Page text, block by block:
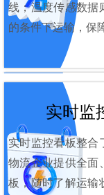
线；温度传感数据
的条件下运输，保
实时监
实时监控看板整合
物流企业提供全面
板，随时了解运输